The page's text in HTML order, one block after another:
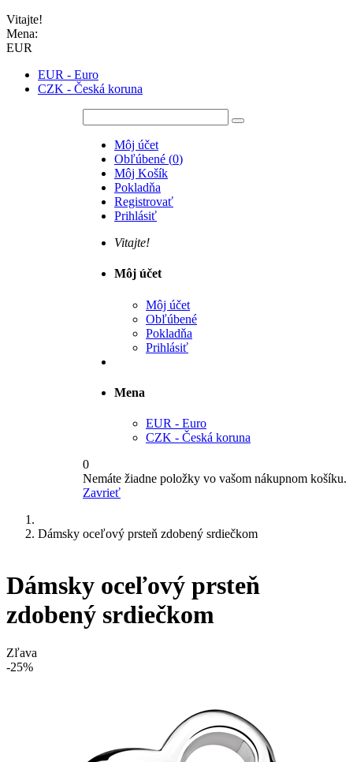
Vitajte!
Mena:
EUR
EUR - Euro
CZK - Česká koruna
Môj účet
Obľúbené (0)
Môj Košík
Pokladňa
Registrovať
Prihlásiť
Vitajte!
Môj účet
Môj účet
Obľúbené
Pokladňa
Prihlásiť
Mena
EUR - Euro
CZK - Česká koruna
0
Nemáte žiadne položky vo vašom nákupnom košíku.
Zavrieť
Dámsky oceľový prsteň zdobený srdiečkom
Dámsky oceľový prsteň
zdobený srdiečkom
Zľava
-25%